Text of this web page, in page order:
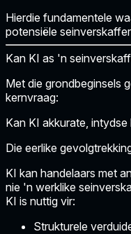
Hierdie fundamentele
potensiële
Kan KI as 'n
Met die grondbeginsels
kernvraag:
Kan KI akkurate,
Die eerlike
KI kan handelaars met
nie 'n werklike
KI is nuttig vir:
Strukturele